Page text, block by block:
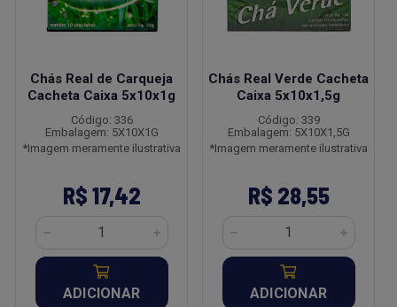
Chás Real de Carqueja
Cacheta Caixa 5x10x1g
Código: 336
Embalagem: 5X10X1G
*Imagem meramente ilustrativa
R$ 17,42
ADICIONAR
Chás Real Verde Cacheta
Caixa 5x10x1,5g
Código: 339
Embalagem: 5X10X1,5G
*Imagem meramente ilustrativa
R$ 28,55
ADICIONAR